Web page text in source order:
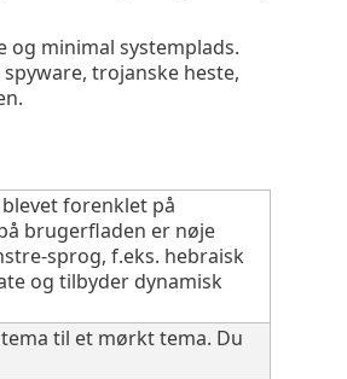
og minimal systemplads.
trojanske heste,
forenklet på
brugerfladen er nøje
sprog, f.eks. hebraisk
og tilbyder dynamisk
til et mørkt tema. Du